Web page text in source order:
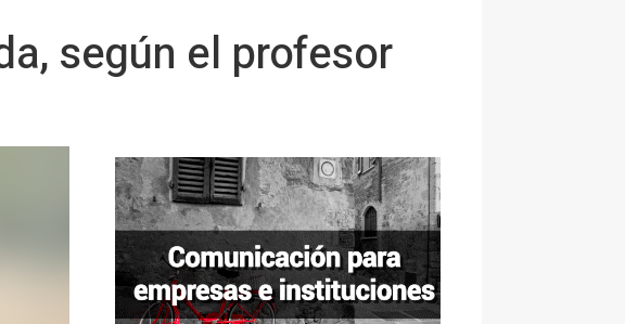
según el profesor